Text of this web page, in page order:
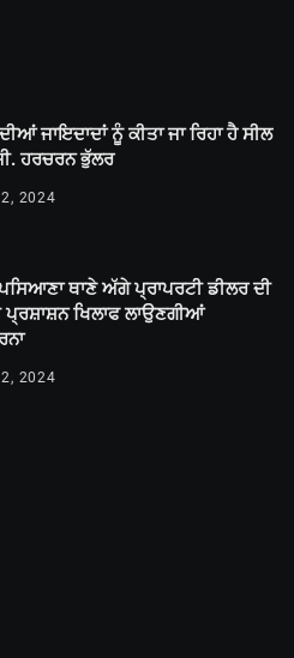
ਜਾਇਦਾਦਾਂ ਨੂੰ ਕੀਤਾ ਜਾ ਰਿਹਾ ਹੈ ਸੀਲ
ਹਰਚਰਨ ਭੁੱਲਰ
2024
ਥਾਣੇ ਅੱਗੇ ਪ੍ਰਾਪਰਟੀ ਡੀਲਰ ਦੀ
ਪ੍ਰਸ਼ਾਸ਼ਨ ਖਿਲਾਫ ਲਾਉਣਗੀਆਂ
2024